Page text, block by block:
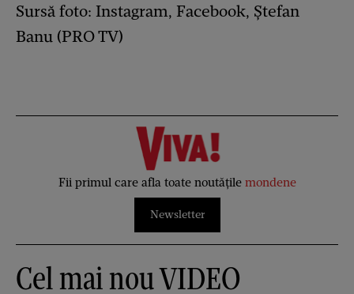
Sursă foto: Instagram, Facebook, Ștefan
Banu (PRO TV)
Fii primul care afla toate noutățile mondene
Newsletter
Cel mai nou VIDEO